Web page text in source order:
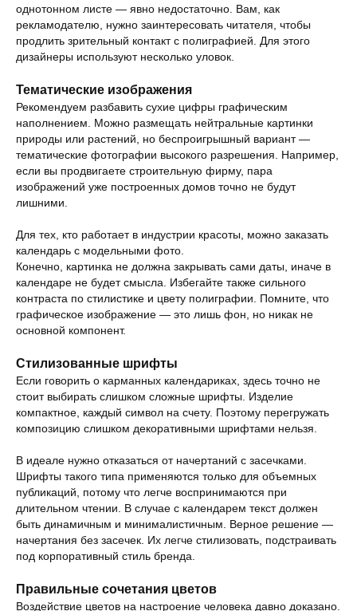
однотонном листе — явно недостаточно. Вам, как
рекламодателю, нужно заинтересовать читателя, чтобы
продлить зрительный контакт с полиграфией. Для этого
дизайнеры используют несколько уловок.
Тематические изображения
Рекомендуем разбавить сухие цифры графическим
наполнением. Можно размещать нейтральные картинки
природы или растений, но беспроигрышный вариант —
тематические фотографии высокого разрешения. Например,
если вы продвигаете строительную фирму, пара
изображений уже построенных домов точно не будут
лишними.
Для тех, кто работает в индустрии красоты, можно заказать
календарь с модельными фото.
Конечно, картинка не должна закрывать сами даты, иначе в
календаре не будет смысла. Избегайте также сильного
контраста по стилистике и цвету полиграфии. Помните, что
графическое изображение — это лишь фон, но никак не
основной компонент.
Стилизованные шрифты
Если говорить о карманных календариках, здесь точно не
стоит выбирать слишком сложные шрифты. Изделие
компактное, каждый символ на счету. Поэтому перегружать
композицию слишком декоративными шрифтами нельзя.
В идеале нужно отказаться от начертаний с засечками.
Шрифты такого типа применяются только для объемных
публикаций, потому что легче воспринимаются при
длительном чтении. В случае с календарем текст должен
быть динамичным и минималистичным. Верное решение —
начертания без засечек. Их легче стилизовать, подстраивать
под корпоративный стиль бренда.
Правильные сочетания цветов
Воздействие цветов на настроение человека давно доказано.